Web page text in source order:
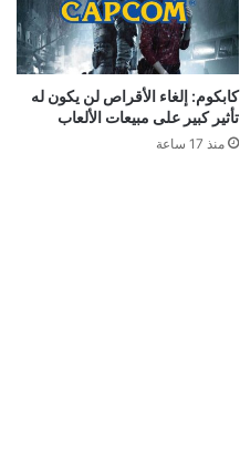
كابكوم: إلغاء الأقراص لن يكون له
تأثير كبير على مبيعات الألعاب
منذ 17 ساعة